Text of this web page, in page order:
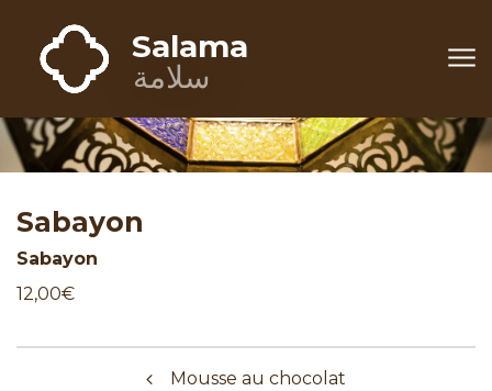
Salama
Salama
سلامة
Sabayon
Sabayon
12,00€
Navigation de l’article
Mousse au chocolat